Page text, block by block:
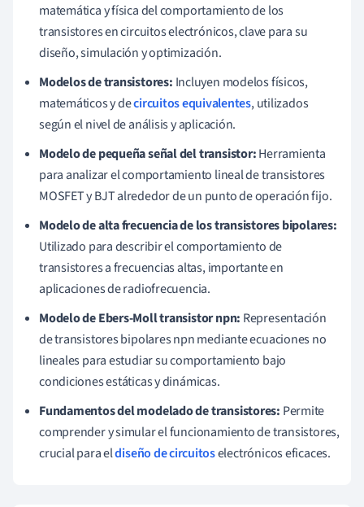
matemática y física del comportamiento de los
transistores en circuitos electrónicos, clave para su
diseño, simulación y optimización.
Modelos de transistores: Incluyen modelos físicos,
matemáticos y decircuitos equivalentes, utilizados
según el nivel de análisis y aplicación.
Modelo de pequeña señal del transistor:Herramienta
para analizar el comportamiento lineal de transistores
MOSFET y BJT alrededor de un punto de operación fijo.
Modelo de alta frecuencia de los transistores bipolares:
Utilizado para describir el comportamiento de
transistores a frecuencias altas, importante en
aplicaciones de radiofrecuencia.
Modelo de Ebers-Moll transistor npn: Representación
de transistores bipolares npn mediante ecuaciones no
lineales para estudiar su comportamiento bajo
condiciones estáticas y dinámicas.
Fundamentos del modelado de transistores: Permite
comprender y simular el funcionamiento de transistores,
crucial para eldiseño de circuitoselectrónicos eficaces.